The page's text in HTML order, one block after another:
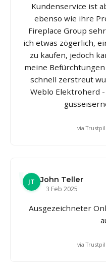
Kundenservice ist
ebenso wie ihre
Fireplace Group
ich etwas zögerlich,
zu kaufen, jedoch
meine
schnell zerstreut
Weblo Elektroherd
via
JT
John Teller
3 Feb 2025
Ausgezeichneter
via